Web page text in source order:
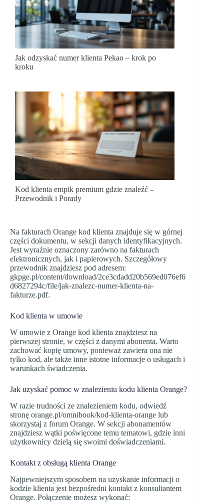
Jak odzyskać numer klienta Pekao – krok po
kroku
Kod klienta empik premium gdzie znaleźć –
Przewodnik i Porady
Na fakturach Orange kod klienta znajduje się w górnej
części dokumentu, w sekcji danych identyfikacyjnych.
Jest wyraźnie oznaczony zarówno na fakturach
elektronicznych, jak i papierowych. Szczegółowy
przewodnik znajdziesz pod adresem:
gkpge.pl/content/download/2ce3cdadd20b569ed076ef6
d6827294c/file/jak-znalezc-numer-klienta-na-
fakturze.pdf.
Kod klienta w umowie
W umowie z Orange kod klienta znajdziesz na
pierwszej stronie, w części z danymi abonenta. Warto
zachować kopię umowy, ponieważ zawiera ona nie
tylko kod, ale także inne istotne informacje o usługach i
warunkach świadczenia.
Jak uzyskać pomoc w znalezieniu kodu klienta Orange?
W razie trudności ze znalezieniem kodu, odwiedź
stronę orange.pl/omnibook/kod-klienta-orange lub
skorzystaj z forum Orange. W sekcji abonamentów
znajdziesz wątki poświęcone temu tematowi, gdzie inni
użytkownicy dzielą się swoimi doświadczeniami.
Kontakt z obsługą klienta Orange
Najpewniejszym sposobem na uzyskanie informacji o
kodzie klienta jest bezpośredni kontakt z konsultantem
Orange. Połączenie możesz wykonać: